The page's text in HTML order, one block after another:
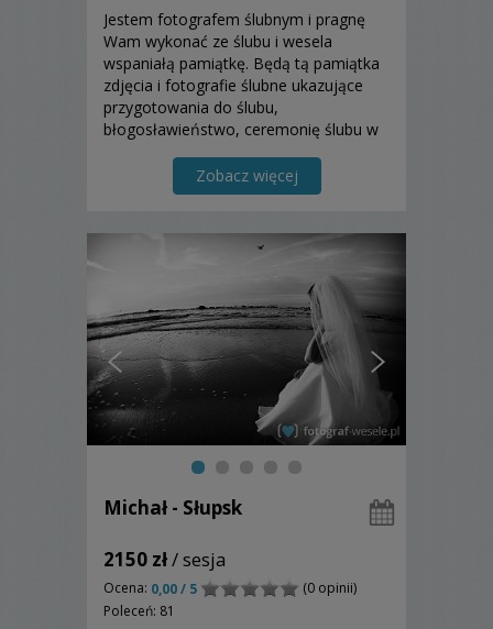
Jestem fotografem ślubnym i pragnę
Wam wykonać ze ślubu i wesela
wspaniałą pamiątkę. Będą tą pamiątka
zdjęcia i fotografie ślubne ukazujące
przygotowania do ślubu,
błogosławieństwo, ceremonię ślubu w
na radosnej zabawie. Zapraszam.
Zobacz więcej
Michał - Słupsk
2150 zł/ sesja
Ocena: 0,00 / 5
(0 opinii)
Poleceń: 81